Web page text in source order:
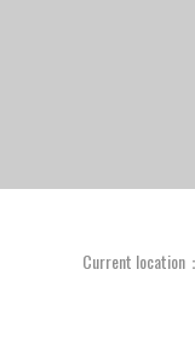
Current location